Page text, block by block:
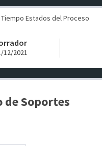
Estados del Proceso
12/2021
de Soportes